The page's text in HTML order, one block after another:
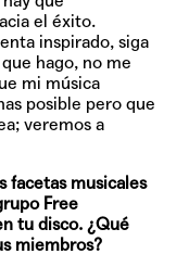
el éxito.
inspirado, siga
hago, no me
mi música
posible pero que
veremos a
facetas musicales
Free
tu disco. ¿Qué
miembros?